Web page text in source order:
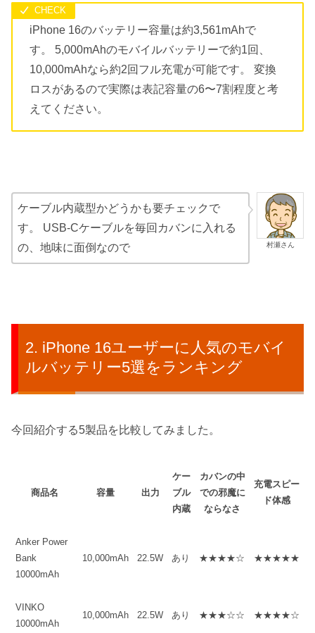
iPhone 16のバッテリー容量は約3,561mAhで
す。 5,000mAhのモバイルバッテリーで約1回、
10,000mAhなら約2回フル充電が可能です。 変換
ロスがあるので実際は表記容量の6〜7割程度と考
えてください。
村瀬さん
ケーブル内蔵型かどうかも要チェックで
す。 USB-Cケーブルを毎回カバンに入れる
の、地味に面倒なので
iPhone 16ユーザーに人気のモバイ
ルバッテリー5選をランキング
今回紹介する5製品を比較してみました。
商品名 容量 出力
ケー
ブル
内蔵
カバンの中
での邪魔に
ならなさ
充電スピー
ド体感
Anker Power
Bank
10000mAh
10,000mAh 22.5W あり ★★★★☆ ★★★★★
VINKO
10000mAh
10,000mAh 22.5W あり ★★★☆☆ ★★★★☆